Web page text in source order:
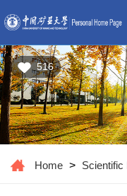
516
Home > Scientific